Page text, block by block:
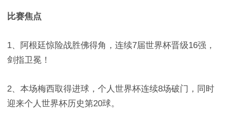
比赛焦点
1、阿根廷惊险战胜佛得角，连续7届世界杯晋级16强，
剑指卫冕！
2、本场梅西取得进球，个人世界杯连续8场破门，同时
迎来个人世界杯历史第20球。